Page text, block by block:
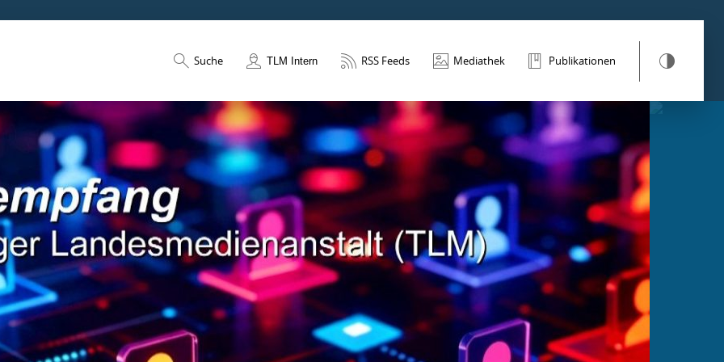
Suche TLM Intern RSS Feeds Mediathek Publikationen